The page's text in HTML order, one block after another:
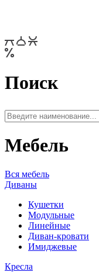
Поиск
Мебель
Вся мебель
Диваны
Кушетки
Модульные
Линейные
Диван-кровати
Имиджевые
Кресла